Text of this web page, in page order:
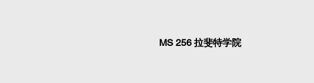
MS 256 拉斐特学院